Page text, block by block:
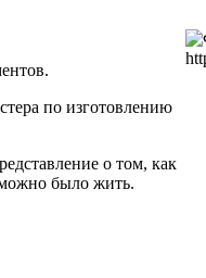
по изготовлению
о том, как
было жить.